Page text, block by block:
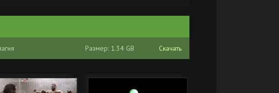
Размер: 1.34 GB Скачать